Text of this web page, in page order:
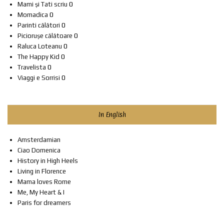
Mami și Tati scriu 0
Momadica 0
Parinti călători 0
Piciorușe călătoare 0
Raluca Loteanu 0
The Happy Kid 0
Travelista 0
Viaggi e Sorrisi 0
In English
Amsterdamian
Ciao Domenica
History in High Heels
Living in Florence
Mama loves Rome
Me, My Heart & I
Paris for dreamers